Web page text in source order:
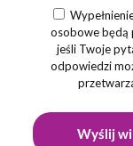
osobowe będą
jeśli Twoje
odpowiedzi